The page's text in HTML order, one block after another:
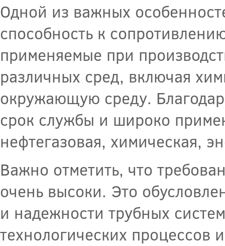
Одной из важных
способность к
применяемые при
различных сред, включая
окружающую среду.
срок службы и широко
нефтегазовая, химическая,
Важно отметить, что
очень высоки. Это
и надежности трубных
технологических